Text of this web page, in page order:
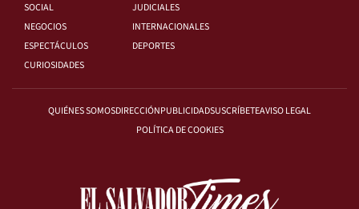
SOCIAL
JUDICIALES
NEGOCIOS
INTERNACIONALES
ESPECTÁCULOS
DEPORTES
CURIOSIDADES
QUIÉNES SOMOSDIRECCIÓNPUBLICIDADSUSCRÍBETEAVISO LEGAL
POLÍTICA DE COOKIES